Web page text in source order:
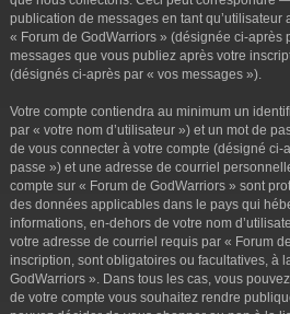
publication de messages en tant qu’utilisateur
« Forum de GodWarriors » (désignée ci-après
messages que vous publiez après votre
(désignés ci-après par « vos messages »).
Votre compte contiendra au minimum un
par « votre nom d’utilisateur ») et un mot de
de vous connecter à votre compte (désigné ci-
passe ») et une adresse de courriel
compte sur « Forum de GodWarriors » sont
des données applicables dans le pays qui
informations, en-dehors de votre nom
votre adresse de courriel requis par « Forum
inscription, sont obligatoires ou facultatives, à
GodWarriors ». Dans tous les cas, vous
de votre compte vous souhaitez rendre